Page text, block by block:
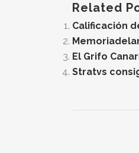
Related
Calificación
El Grifo
Stratvs